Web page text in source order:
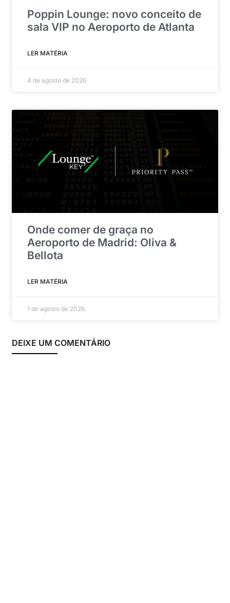
Poppin Lounge: novo conceito de
sala VIP no Aeroporto de Atlanta
LER MATÉRIA
4 de agosto de 2026
Onde comer de graça no
Aeroporto de Madrid: Oliva &
Bellota
LER MATÉRIA
1 de agosto de 2026
DEIXE UM COMENTÁRIO